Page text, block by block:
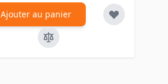
Ajouter au panier